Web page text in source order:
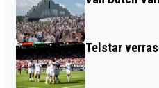
Telstar